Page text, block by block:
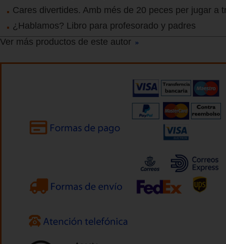
Cares divertides. Amb més de 20 peces per jugar a
¿Hablamos? Libro para profesorado y padres
Ver más productos de este autor